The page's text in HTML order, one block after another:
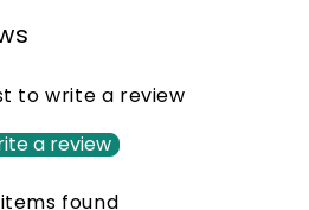
to write a review
a review
found